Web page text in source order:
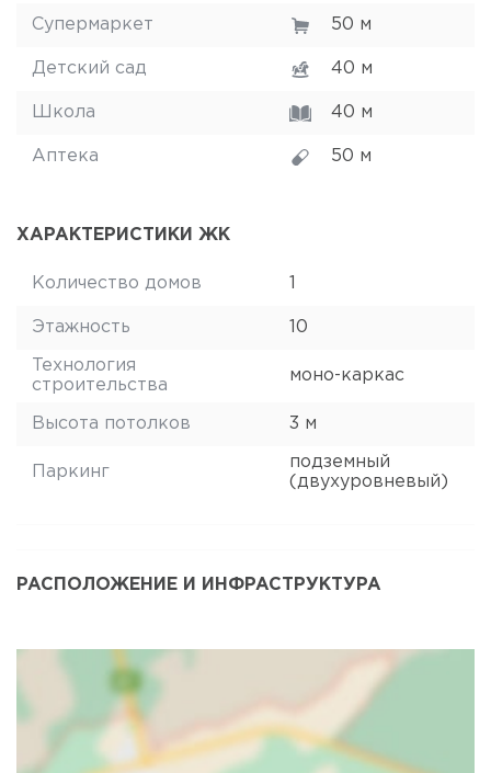
Супермаркет 50 м
Детский сад 40 м
Школа 40 м
Аптека 50 м
ХАРАКТЕРИСТИКИ ЖК
Количество домов
Этажность 10
Технология
строительства
моно-каркас
Высота потолков 3 м
Паркинг
подземный
(двухуровневый)
РАСПОЛОЖЕНИЕ И ИНФРАСТРУКТУРА